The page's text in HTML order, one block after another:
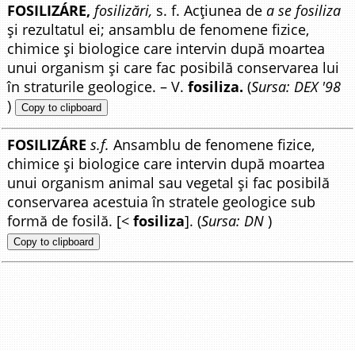
FOSILIZÁRE, fosilizări, s. f. Acțiunea dea se fosiliza
și rezultatul ei; ansamblu de fenomene fizice,
chimice și biologice care intervin după moartea
unui organism și care fac posibilă conservarea lui
în straturile geologice. – V.fosiliza. (Sursa: DEX '98
) Copy to clipboard
FOSILIZÁRE s.f. Ansamblu de fenomene fizice,
chimice și biologice care intervin după moartea
unui organism animal sau vegetal și fac posibilă
conservarea acestuia în stratele geologice sub
formă de fosilă. [<fosiliza]. (Sursa: DN )
Copy to clipboard